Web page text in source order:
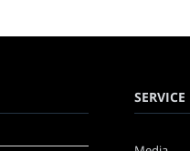
SERVICE